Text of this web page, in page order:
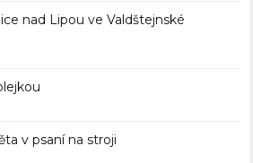
nad Lipou ve Valdštejnské
v psaní na stroji